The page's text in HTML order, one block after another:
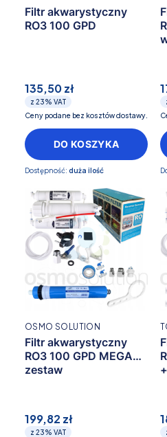
Filtr akwarystyczny
RO3 100 GPD
135,50 zł
z 23% VAT
Ceny podane bez kosztów dostawy.
DO KOSZYKA
Dostępność: duża ilość
Filtr akwarystyczny
RO3 100 GPD MEGA
zestaw
OSMO SOLUTION
199,82 zł
z 23% VAT